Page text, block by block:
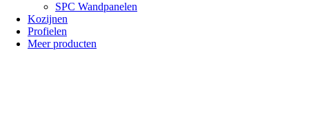
SPC Wandpanelen
Kozijnen
Profielen
Meer producten